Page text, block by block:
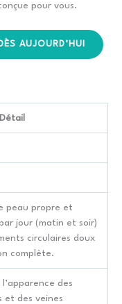
pour vous.
AUJOURD’HUI
Détail
peau propre et
jour (matin et soir)
circulaires doux
complète.
des
et des veines